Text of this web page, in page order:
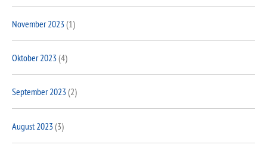
November 2023(1)
Oktober 2023(4)
September 2023(2)
August 2023(3)